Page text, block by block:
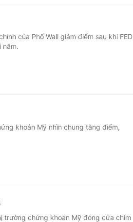
của Phố Wall giảm điểm sau khi FED
năm.
khoán Mỹ nhìn chung tăng điểm,
trường chứng khoán Mỹ đóng cửa chìm